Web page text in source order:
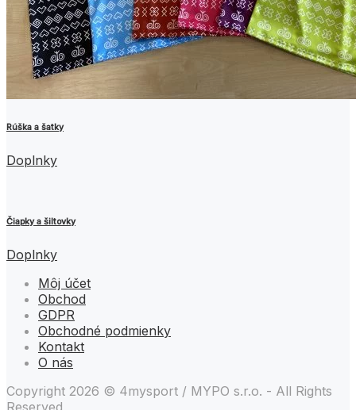
Rúška a šatky
Doplnky
Čiapky a šiltovky
Doplnky
Môj účet
Obchod
GDPR
Obchodné podmienky
Kontakt
O nás
Copyright 2026 © 4mysport / MYPO s.r.o. - All Rights
Reserved